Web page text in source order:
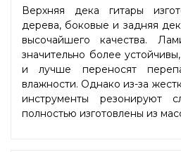
Верхняя дека гитары
дерева, боковые и задняя
высочайшего качества.
значительно более
и лучше переносят
влажности. Однако из-за
инструменты резонируют
полностью изготовлены из